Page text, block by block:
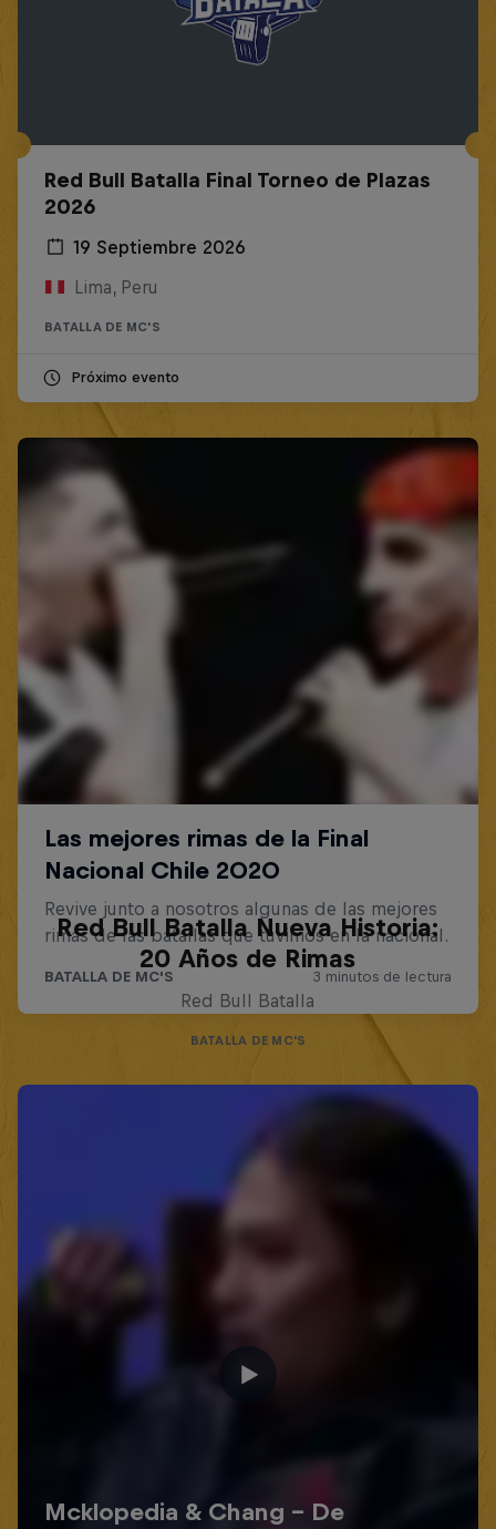
Red Bull Batalla Final Torneo de Plazas
2026
19 Septiembre 2026
Lima, Peru
BATALLA DE MC'S
Próximo evento
Red Bull Batalla Nueva Historia:
20 Años de Rimas
Red Bull Batalla
BATALLA DE MC'S